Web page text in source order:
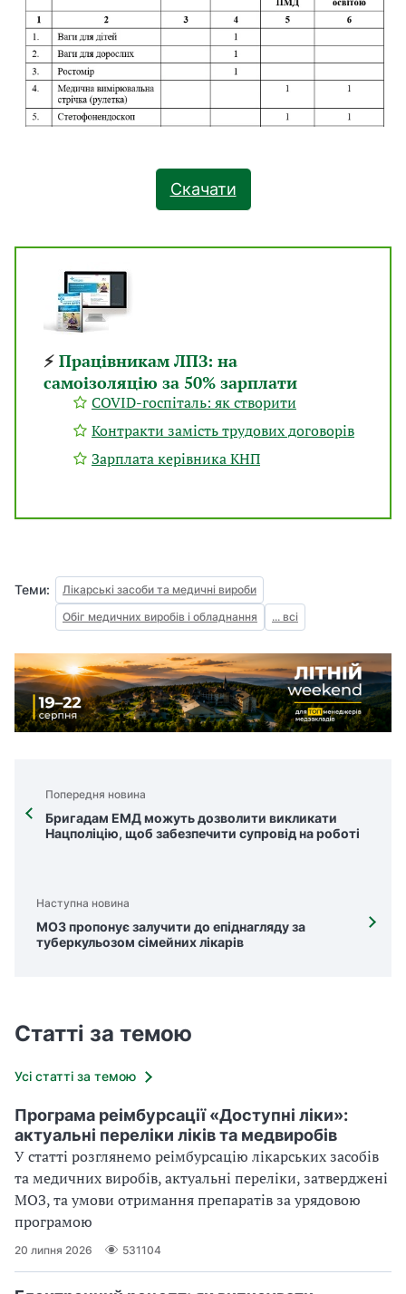
Скачати
⚡ Працівникам ЛПЗ: на
самоізоляцію за 50% зарплати
COVID-госпіталь: як створити
Контракти замість трудових договорів
Зарплата керівника КНП
Теми:
Лікарські засоби та медичні вироби
Обіг медичних виробів і обладнання
... всі
Попередня новина
Бригадам ЕМД можуть дозволити викликати
Нацполіцію, щоб забезпечити супровід на роботі
Наступна новина
МОЗ пропонує залучити до епіднагляду за
туберкульозом сімейних лікарів
Статті за темою
Усі статті за темою
Програма реімбурсації «Доступні ліки»:
актуальні переліки ліків та медвиробів
У статті розглянемо реімбурсацію лікарських засобів
та медичних виробів, актуальні переліки, затверджені
МОЗ, та умови отримання препаратів за урядовою
програмою
20 липня 2026 531104